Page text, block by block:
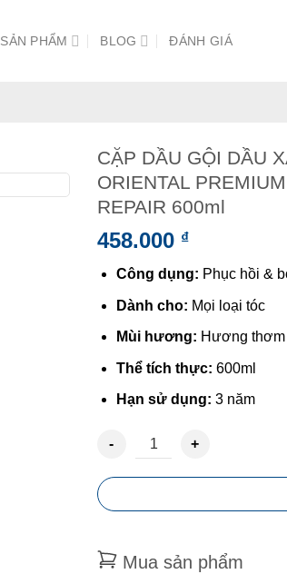
SẢN PHẨM BLOG ĐÁNH GIÁ
CẶP DẦU GỘI DẦU
ORIENTAL
REPAIR 600ml
458.000 ₫
Công dụng: Phục hồi &
Dành cho: Mọi loại tóc
Mùi hương: Hương thơm
Thể tích thực: 600ml
Hạn sử dụng: 3 năm
CẶP DẦU GỘI DẦU XẢ CAO
Mua sản phẩm